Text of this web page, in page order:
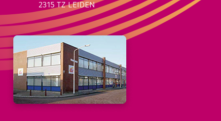
2315 TZ LEIDEN